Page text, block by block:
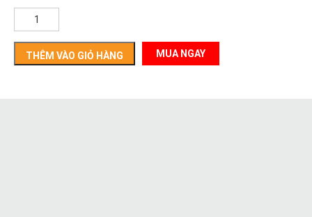
Thực
chức
năngTHÊM VÀO GIỎ HÀNG